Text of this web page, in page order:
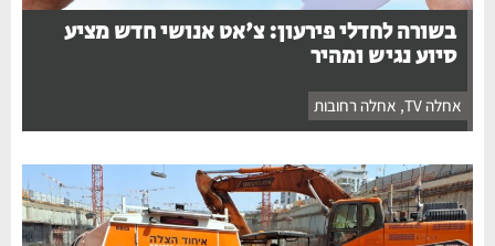
בשורה לחדלי פירעון: צ'אט אנושי חדש מציע
סיוע נגיש ומהיר
אחלה TV , אחלה רחובות